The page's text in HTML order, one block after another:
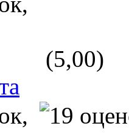
(5,00)